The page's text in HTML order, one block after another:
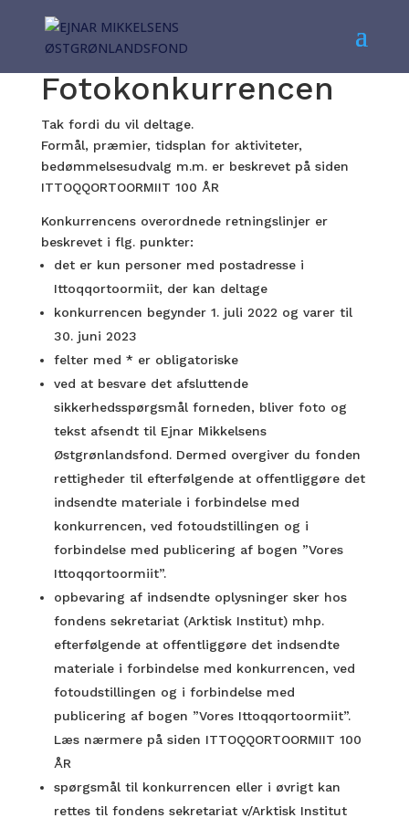
Fotokonkurrencen
Tak fordi du vil deltage.
Formål, præmier, tidsplan for aktiviteter,
bedømmelsesudvalg m.m. er beskrevet på siden
ITTOQQORTOORMIIT 100 ÅR
Konkurrencens overordnede retningslinjer er
beskrevet i flg. punkter:
det er kun personer med postadresse i
Ittoqqortoormiit, der kan deltage
konkurrencen begynder 1. juli 2022 og varer til
30. juni 2023
felter med * er obligatoriske
ved at besvare det afsluttende
sikkerhedsspørgsmål forneden, bliver foto og
tekst afsendt til Ejnar Mikkelsens
Østgrønlandsfond. Dermed overgiver du fonden
rettigheder til efterfølgende at offentliggøre det
indsendte materiale i forbindelse med
konkurrencen, ved fotoudstillingen og i
forbindelse med publicering af bogen ”Vores
Ittoqqortoormiit”.
opbevaring af indsendte oplysninger sker hos
fondens sekretariat (Arktisk Institut) mhp.
efterfølgende at offentliggøre det indsendte
materiale i forbindelse med konkurrencen, ved
fotoudstillingen og i forbindelse med
publicering af bogen ”Vores Ittoqqortoormiit”.
Læs nærmere på siden ITTOQQORTOORMIIT 100
ÅR
spørgsmål til konkurrencen eller i øvrigt kan
rettes til fondens sekretariat v/Arktisk Institut